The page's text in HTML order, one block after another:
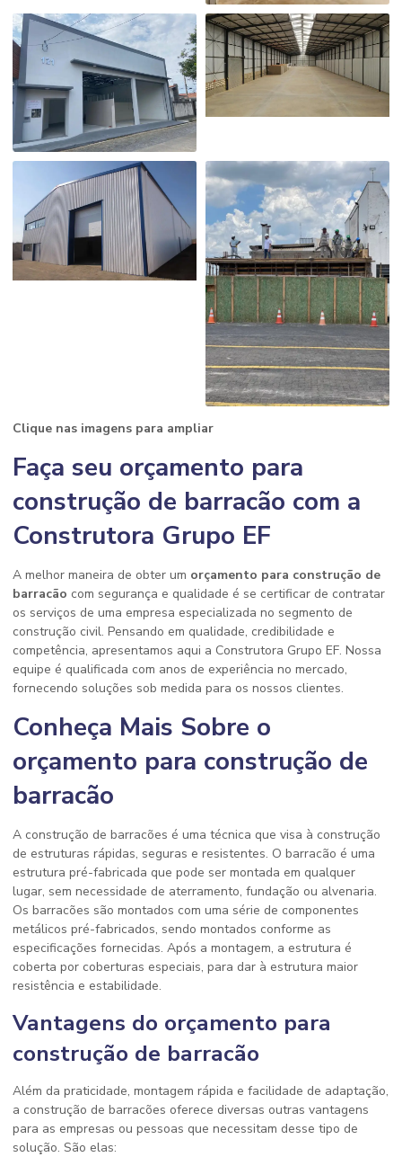
Clique nas imagens para ampliar
Faça seu orçamento para
construção de barracão com a
Construtora Grupo EF
A melhor maneira de obter um orçamento para construção de
barracão com segurança e qualidade é se certificar de contratar
os serviços de uma empresa especializada no segmento de
construção civil. Pensando em qualidade, credibilidade e
competência, apresentamos aqui a Construtora Grupo EF. Nossa
equipe é qualificada com anos de experiência no mercado,
fornecendo soluções sob medida para os nossos clientes.
Conheça Mais Sobre o
orçamento para construção de
barracão
A construção de barracões é uma técnica que visa à construção
de estruturas rápidas, seguras e resistentes. O barracão é uma
estrutura pré-fabricada que pode ser montada em qualquer
lugar, sem necessidade de aterramento, fundação ou alvenaria.
Os barracões são montados com uma série de componentes
metálicos pré-fabricados, sendo montados conforme as
especificações fornecidas. Após a montagem, a estrutura é
coberta por coberturas especiais, para dar à estrutura maior
resistência e estabilidade.
Vantagens do orçamento para
construção de barracão
Além da praticidade, montagem rápida e facilidade de adaptação,
a construção de barracões oferece diversas outras vantagens
para as empresas ou pessoas que necessitam desse tipo de
solução. São elas: